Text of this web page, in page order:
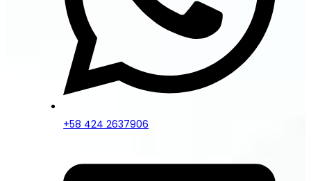
+58 424 2637906